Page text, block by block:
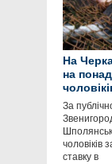
На
на
За
чоловіків
ставку в